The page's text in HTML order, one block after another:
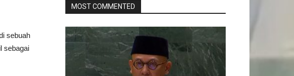
sebuah
sebagai
MOST COMMENTED